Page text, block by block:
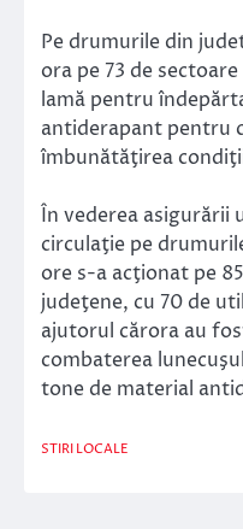
Pe drumurile din
ora pe 73 de
lamă pentru
antiderapant pentru
îmbunătăţirea
În vederea asigurării
circulaţie pe
ore s-a acţionat pe
judeţene, cu 70 de
ajutorul cărora au
combaterea
tone de material
STIRI LOCALE